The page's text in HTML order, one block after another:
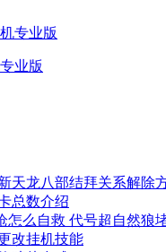
业版
天龙八部结拜关系解除
总数介绍
怎么自救 代号超自然狼
改挂机技能